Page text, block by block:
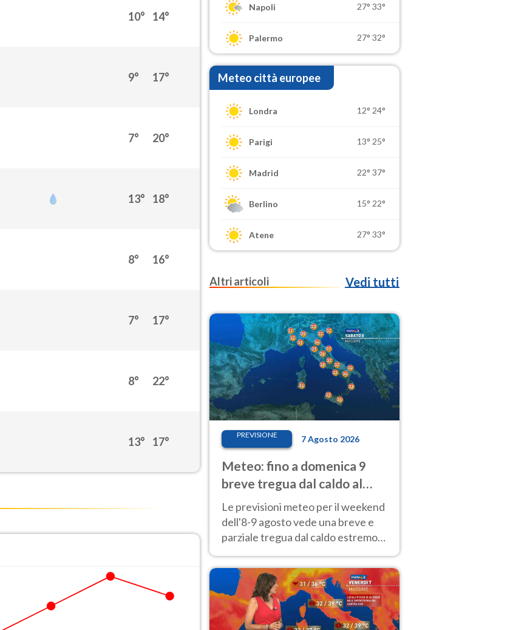
10° 14°
9° 17°
7° 20°
13° 18°
8° 16°
7° 17°
8° 22°
13° 17°
Napoli 27° 33°
Palermo 27° 32°
Meteo città europee
Londra 12° 24°
Parigi 13° 25°
Madrid 22° 37°
Berlino 15° 22°
Atene 27° 33°
Altri articoli Vedi tutti
PREVISIONE 7 Agosto 2026
Meteo: fino a domenica 9
breve tregua dal caldo al
Nord! Altrove calura e afa
Le previsioni meteo per il weekend
dell'8-9 agosto vede una breve e
parziale tregua dal caldo estremo
40 gradi.